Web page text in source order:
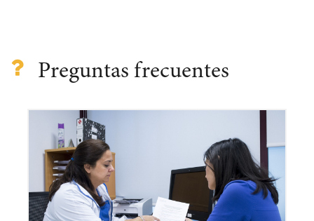
Preguntas frecuentes